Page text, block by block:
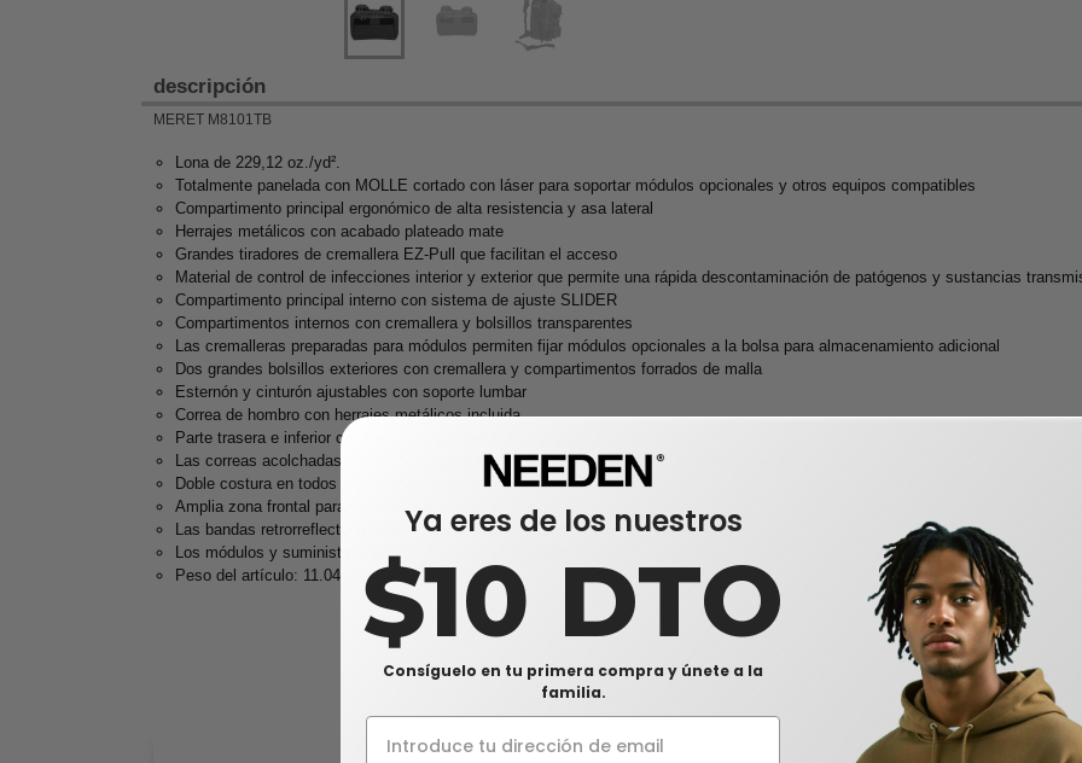
descripción
MERET M8101TB
Lona de 229,12 oz./yd².
Totalmente panelada con MOLLE cortado con láser para soportar módulos opcionales y otros equipos compatibles
Compartimento principal ergonómico de alta resistencia y asa lateral
Herrajes metálicos con acabado plateado mate
Grandes tiradores de cremallera EZ-Pull que facilitan el acceso
Material de control de infecciones interior y exterior que permite una rápida descontaminación de patógenos y sustancias
Compartimento principal interno con sistema de ajuste SLIDER
Compartimentos internos con cremallera y bolsillos transparentes
Las cremalleras preparadas para módulos permiten fijar módulos opcionales a la bolsa para almacenamiento adicional
Dos grandes bolsillos exteriores con cremallera y compartimentos forrados de malla
Esternón y cinturón ajustables con soporte lumbar
Correa de hombro con herrajes metálicos incluida
Parte trasera e inferior con forro duradero resistente al agua y al desgaste
Las correas acolchadas de la mochila distribuyen el peso para ofrecer la máxima comodidad
Doble costura en todos los puntos de tensión
Amplia zona frontal para personalizar la identificación
Las bandas retrorreflectantes proporcionan visibilidad adicional
Los módulos y suministros mostrados no están incluidos
Peso del artículo: 11.04 lbs.
Ya eres de los nuestros
$10 DTO
Consíguelo en tu primera compra y únete a la
familia.